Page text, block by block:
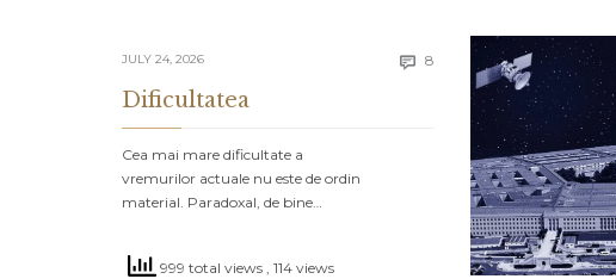
JULY 24, 2026  8 Comments
Dificultatea
Cea mai mare dificultate a
vremurilor actuale nu este de ordin
material. Paradoxal, de bine…
999 total views , 114 views